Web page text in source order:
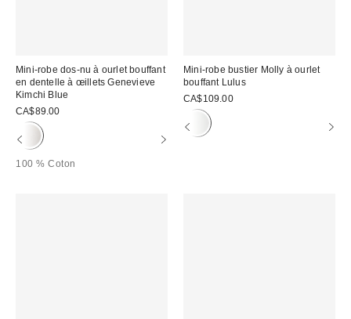
Mini-robe dos-nu à ourlet bouffant
en dentelle à œillets Genevieve
Kimchi Blue
CA$89.00
100 % Coton
Mini-robe bustier Molly à ourlet
bouffant Lulus
CA$109.00